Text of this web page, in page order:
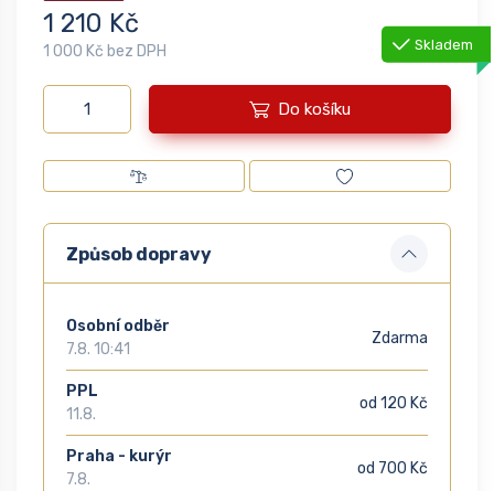
1 210 Kč
1 000 Kč bez DPH Skladem
Do košíku
Způsob dopravy
Osobní odběr
7.8. 10:41
Zdarma
PPL
11.8.
od 120 Kč
Praha - kurýr
7.8.
od 700 Kč